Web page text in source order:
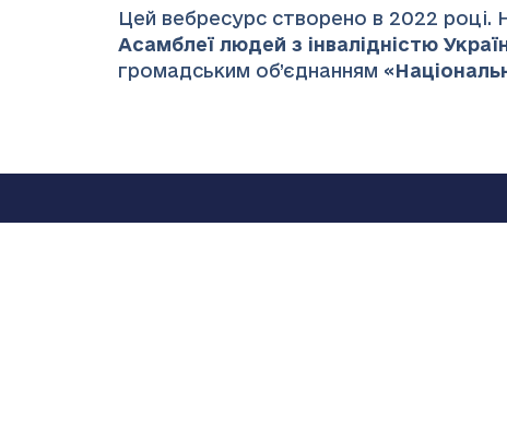
Цей вебресурс створено в 2022 році.
Асамблеї людей з інвалідністю
громадським об’єднанням «